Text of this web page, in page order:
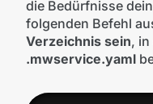
die Bedürfnisse
folgenden Befehl
Verzeichnis sein,
.mwservice.yaml